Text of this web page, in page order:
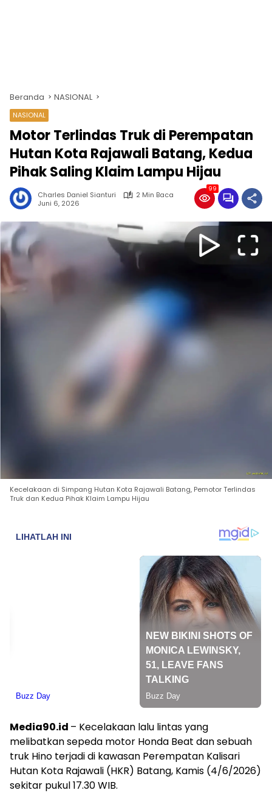
Beranda NASIONAL
NASIONAL
Motor Terlindas Truk di Perempatan
Hutan Kota Rajawali Batang, Kedua
Pihak Saling Klaim Lampu Hijau
Charles Daniel Sianturi
2 Min Baca
Juni 6, 2026
99
Kecelakaan di Simpang Hutan Kota Rajawali Batang, Pemotor Terlindas
Truk dan Kedua Pihak Klaim Lampu Hijau
Media90.id – Kecelakaan lalu lintas yang
melibatkan sepeda motor Honda Beat dan sebuah
truk Hino terjadi di kawasan Perempatan Kalisari
Hutan Kota Rajawali (HKR) Batang, Kamis (4/6/2026)
sekitar pukul 17.30 WIB.